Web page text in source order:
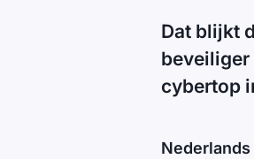
Dat blijkt
beveiliger
cybertop